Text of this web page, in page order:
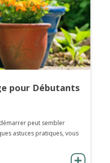
pour Débutants
peut sembler
astuces pratiques, vous